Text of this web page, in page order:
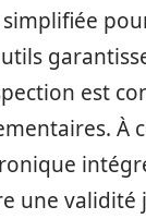
est
À
une validité